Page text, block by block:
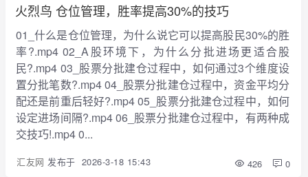
火烈鸟 仓位管理，胜率提高30%的技巧
01_什么是仓位管理，为什么说它可以提高股民30%的胜
率?.mp4 02_A股环境下，为什么分批进场更适合股
民?.mp4 03_股票分批建仓过程中，如何通过3个维度设
置分批笔数?.mp4 04_股票分批建仓过程中，资金平均分
配还是前重后轻好?.mp4 05_股票分批建仓过程中，如何
设定进场间隔?.mp4 06_股票分批建仓过程中，有两种成
交技巧!.mp4 0...
汇友网 发布于 2026-3-18 15:43 426 0